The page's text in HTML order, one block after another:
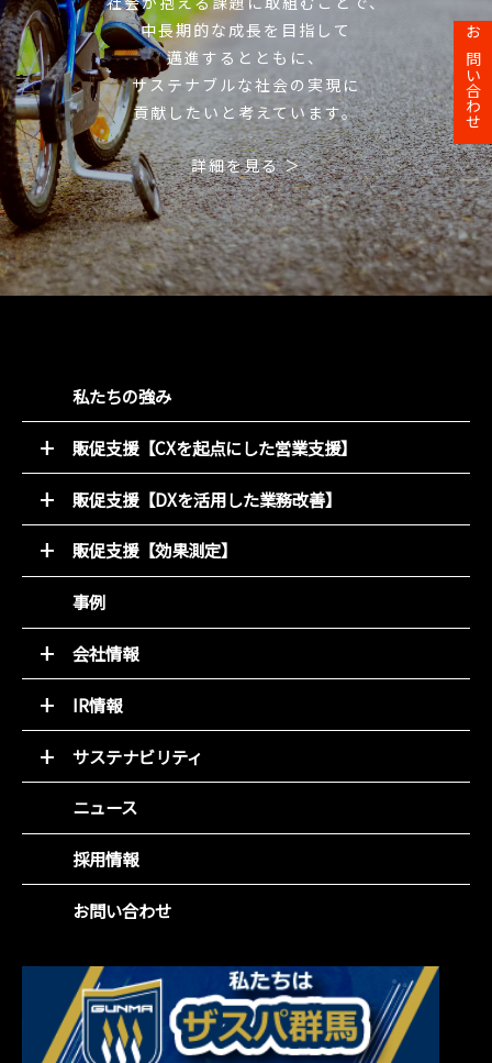
お問い合わせ
中長期的な成長を目指して
邁進するとともに、
サステナブルな社会の実現に
貢献したいと考えています。
詳細を見る ＞
私たちの強み
販促支援【CXを起点にした営業支援】
52週マーケティング
キャンペーン支援サービス
動画コンテンツ
デジタルチラシ 買適ミッケ!
商品ブランディング
PDM（顧客データ活用）
LINE集客サービス（＋LINKS）
販促支援【DXを活用した業務改善】
オンライン販促物制作支援システム
店別販促サポート
販促支援【効果測定】
商圏ポテンシャル分析
アンケート分析
売れるデザイン研究所
事例
会社情報
トップメッセージ
基本理念
会社概要
組織図
役員紹介
沿革
事業所一覧
IR情報
トップメッセージと決算解説
経営方針
IR資料室
財務ハイライト
IRカレンダー
株主総会
株主メモ
サステナビリティ
環境(E)
社会(S)
企業統治(G)
SDGsの取組み
ニュース
採用情報
お問い合わせ